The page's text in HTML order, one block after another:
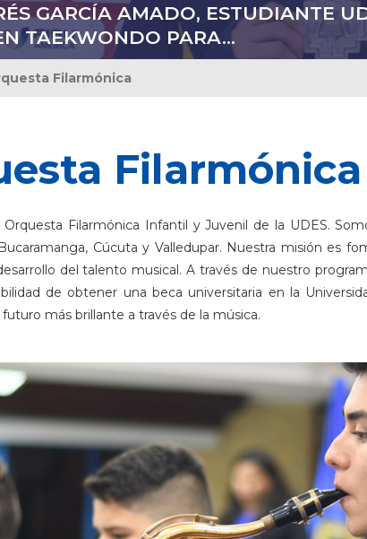
GARCÍA AMADO, ESTUDIANTE
TAEKWONDO PARA...
LA REUNIÓN DE DIRECTORES
DE ASCUN
RECREATIVAS UDES
CIENCIA Y EL DEPORTE
ESTRÉS Y AUTOCUIDADO
DE MEDICINA FAMILIAR
UDES DESTACARON
INSTITUCIONAL
Filarmónica
Filarmónica
Orquesta Filarmónica Infantil y Juvenil de la UDES.
Cúcuta y Valledupar. Nuestra misión es
del talento musical. A través de nuestro
de obtener una beca universitaria en la
más brillante a través de la música.